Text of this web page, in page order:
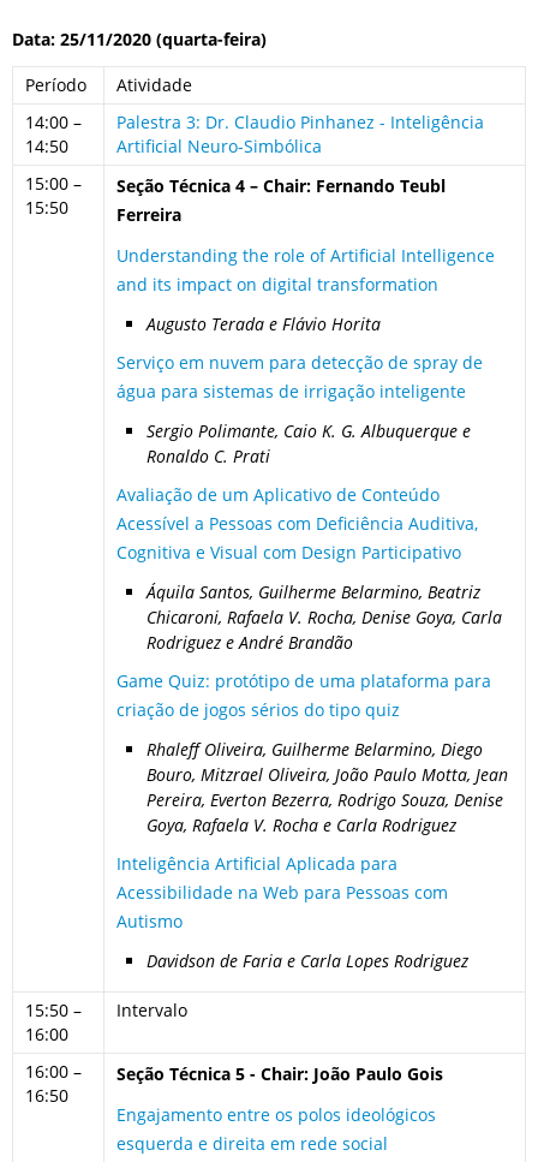
Data: 25/11/2020 (quarta-feira)
Período
Atividade
14:00 –
14:50
Palestra 3: Dr. Claudio Pinhanez - Inteligência
Artificial Neuro-Simbólica
15:00 –
15:50
Seção Técnica 4 – Chair: Fernando Teubl
Ferreira
Understanding the role of Artificial Intelligence
and its impact on digital transformation
Augusto Terada e Flávio Horita
Serviço em nuvem para detecção de spray de
água para sistemas de irrigação inteligente
Sergio Polimante, Caio K. G. Albuquerque e
Ronaldo C. Prati
Avaliação de um Aplicativo de Conteúdo
Acessível a Pessoas com Deficiência Auditiva,
Cognitiva e Visual com Design Participativo
Áquila Santos, Guilherme Belarmino, Beatriz
Chicaroni, Rafaela V. Rocha, Denise Goya, Carla
Rodriguez e André Brandão
Game Quiz: protótipo de uma plataforma para
criação de jogos sérios do tipo quiz
Rhaleff Oliveira, Guilherme Belarmino, Diego
Bouro, Mitzrael Oliveira, João Paulo Motta, Jean
Pereira, Everton Bezerra, Rodrigo Souza, Denise
Goya, Rafaela V. Rocha e Carla Rodriguez
Inteligência Artificial Aplicada para
Acessibilidade na Web para Pessoas com
Autismo
Davidson de Faria e Carla Lopes Rodriguez
15:50 –
16:00
Intervalo
16:00 –
16:50
Seção Técnica 5 - Chair: João Paulo Gois
Engajamento entre os polos ideológicos
esquerda e direita em rede social